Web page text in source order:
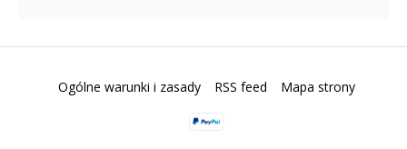
Ogólne warunki i zasady RSS feed Mapa strony